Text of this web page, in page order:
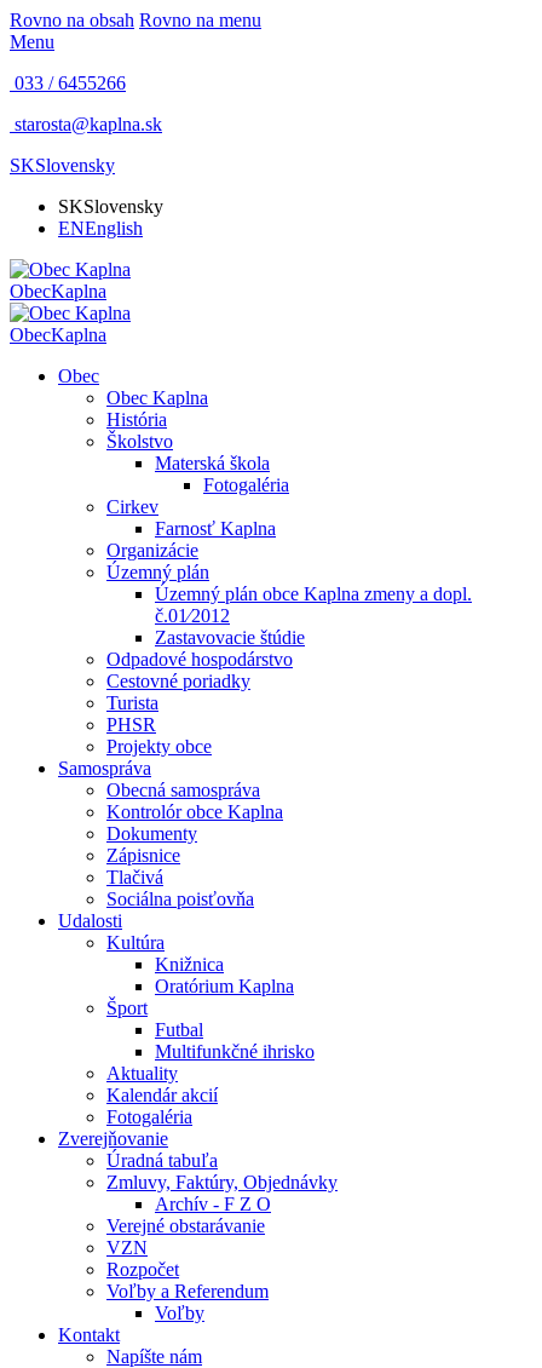
Rovno na obsah Rovno na menu
Menu
033 / 6455266
starosta@kaplna.sk
SKSlovensky
SKSlovensky
ENEnglish
ObecKaplna
ObecKaplna
Obec
Obec Kaplna
História
Školstvo
Materská škola
Fotogaléria
Cirkev
Farnosť Kaplna
Organizácie
Územný plán
Územný plán obce Kaplna zmeny a dopl.
č.01⁄2012
Zastavovacie štúdie
Odpadové hospodárstvo
Cestovné poriadky
Turista
PHSR
Projekty obce
Samospráva
Obecná samospráva
Kontrolór obce Kaplna
Dokumenty
Zápisnice
Tlačivá
Sociálna poisťovňa
Udalosti
Kultúra
Knižnica
Oratórium Kaplna
Šport
Futbal
Multifunkčné ihrisko
Aktuality
Kalendár akcií
Fotogaléria
Zverejňovanie
Úradná tabuľa
Zmluvy, Faktúry, Objednávky
Archív - F Z O
Verejné obstarávanie
VZN
Rozpočet
Voľby a Referendum
Voľby
Kontakt
Napíšte nám